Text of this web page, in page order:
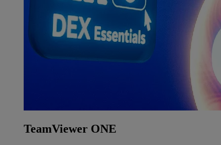
TeamViewer ONE